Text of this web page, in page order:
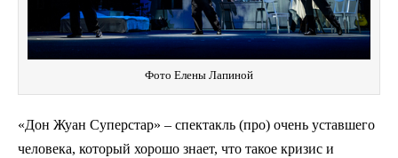
Фото Елены Лапиной
«Дон Жуан Суперстар» – спектакль (про) очень уставшего
человека, который хорошо знает, что такое кризис и